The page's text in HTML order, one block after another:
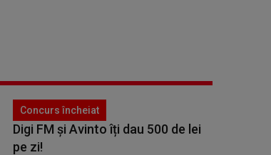
Concurs încheiat
Digi FM și Avinto îți dau 500 de lei
pe zi!